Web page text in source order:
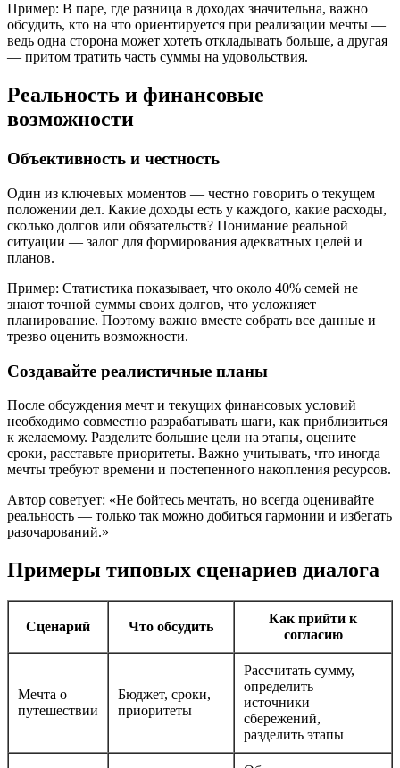
Пример: В паре, где разница в доходах значительна, важно
обсудить, кто на что ориентируется при реализации мечты —
ведь одна сторона может хотеть откладывать больше, а другая
— притом тратить часть суммы на удовольствия.
Реальность и финансовые
возможности
Объективность и честность
Один из ключевых моментов — честно говорить о текущем
положении дел. Какие доходы есть у каждого, какие расходы,
сколько долгов или обязательств? Понимание реальной
ситуации — залог для формирования адекватных целей и
планов.
Пример: Статистика показывает, что около 40% семей не
знают точной суммы своих долгов, что усложняет
планирование. Поэтому важно вместе собрать все данные и
трезво оценить возможности.
Создавайте реалистичные планы
После обсуждения мечт и текущих финансовых условий
необходимо совместно разрабатывать шаги, как приблизиться
к желаемому. Разделите большие цели на этапы, оцените
сроки, расставьте приоритеты. Важно учитывать, что иногда
мечты требуют времени и постепенного накопления ресурсов.
Автор советует: «Не бойтесь мечтать, но всегда оценивайте
реальность — только так можно добиться гармонии и избегать
разочарований.»
Примеры типовых сценариев диалога
Сценарий Что обсудить
Как прийти к
согласию
Мечта о
путешествии
Бюджет, сроки,
приоритеты
Рассчитать сумму,
определить
источники
сбережений,
разделить этапы